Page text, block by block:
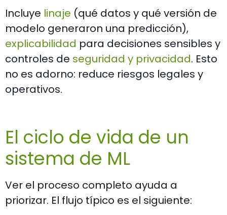
Incluye linaje (qué datos y qué versión de
modelo generaron una predicción),
explicabilidad para decisiones sensibles y
controles de seguridad y privacidad. Esto
no es adorno: reduce riesgos legales y
operativos.
El ciclo de vida de un
sistema de ML
Ver el proceso completo ayuda a
priorizar. El flujo típico es el siguiente: